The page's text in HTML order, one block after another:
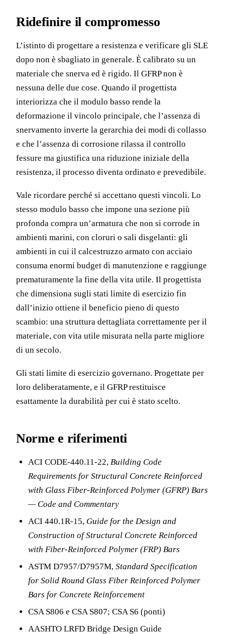
Ridefinire il compromesso
L’istinto di progettare a resistenza e verificare gli SLE
dopo non è sbagliato in generale. È calibrato su un
materiale che snerva ed è rigido. Il GFRP non è
nessuna delle due cose. Quando il progettista
interiorizza che il modulo basso rende la
deformazione il vincolo principale, che l’assenza di
snervamento inverte la gerarchia dei modi di collasso
e che l’assenza di corrosione rilassa il controllo
fessure ma giustifica una riduzione iniziale della
resistenza, il processo diventa ordinato e prevedibile.
Vale ricordare perché si accettano questi vincoli. Lo
stesso modulo basso che impone una sezione più
profonda compra un’armatura che non si corrode in
ambienti marini, con cloruri o sali disgelanti: gli
ambienti in cui il calcestruzzo armato con acciaio
consuma enormi budget di manutenzione e raggiunge
prematuramente la fine della vita utile. Il progettista
che dimensiona sugli stati limite di esercizio fin
dall’inizio ottiene il beneficio pieno di questo
scambio: una struttura dettagliata correttamente per il
materiale, con vita utile misurata nella parte migliore
di un secolo.
Gli stati limite di esercizio governano. Progettate per
loro deliberatamente, e il GFRP restituisce
esattamente la durabilità per cui è stato scelto.
Norme e riferimenti
ACI CODE-440.11-22, Building Code
Requirements for Structural Concrete Reinforced
with Glass Fiber-Reinforced Polymer (GFRP) Bars
— Code and Commentary
ACI 440.1R-15, Guide for the Design and
Construction of Structural Concrete Reinforced
with Fiber-Reinforced Polymer (FRP) Bars
ASTM D7957/D7957M, Standard Specification
for Solid Round Glass Fiber Reinforced Polymer
Bars for Concrete Reinforcement
CSA S806 e CSA S807; CSA S6 (ponti)
AASHTO LRFD Bridge Design Guide